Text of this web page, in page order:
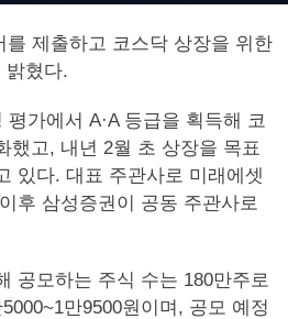
를 제출하고 코스닥 상장을 위한
밝혔다.
가에서 A·A 등급을 획득해 코
했고, 내년 2월 초 상장을 목표
있다. 대표 주관사로 미래에셋
후 삼성증권이 공동 주관사로
공모하는 주식 수는 180만주로
만9500원이며, 공모 예정